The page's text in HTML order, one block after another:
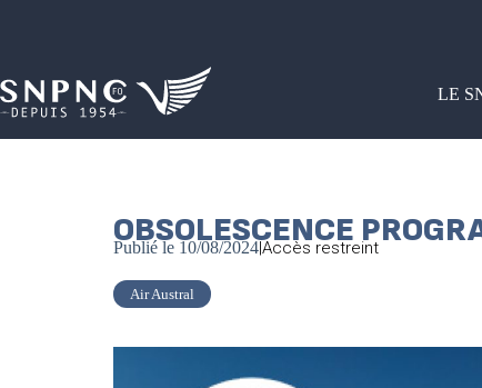
LE
OBSOLESCENCE
Publié le 10/08/2024|Accès restreint
Air Austral